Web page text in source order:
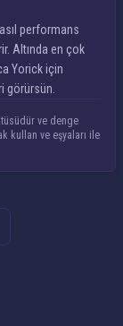
performans
Altında en çok
Yorick için
görürsün.
ve denge
kullan ve eşyaları ile